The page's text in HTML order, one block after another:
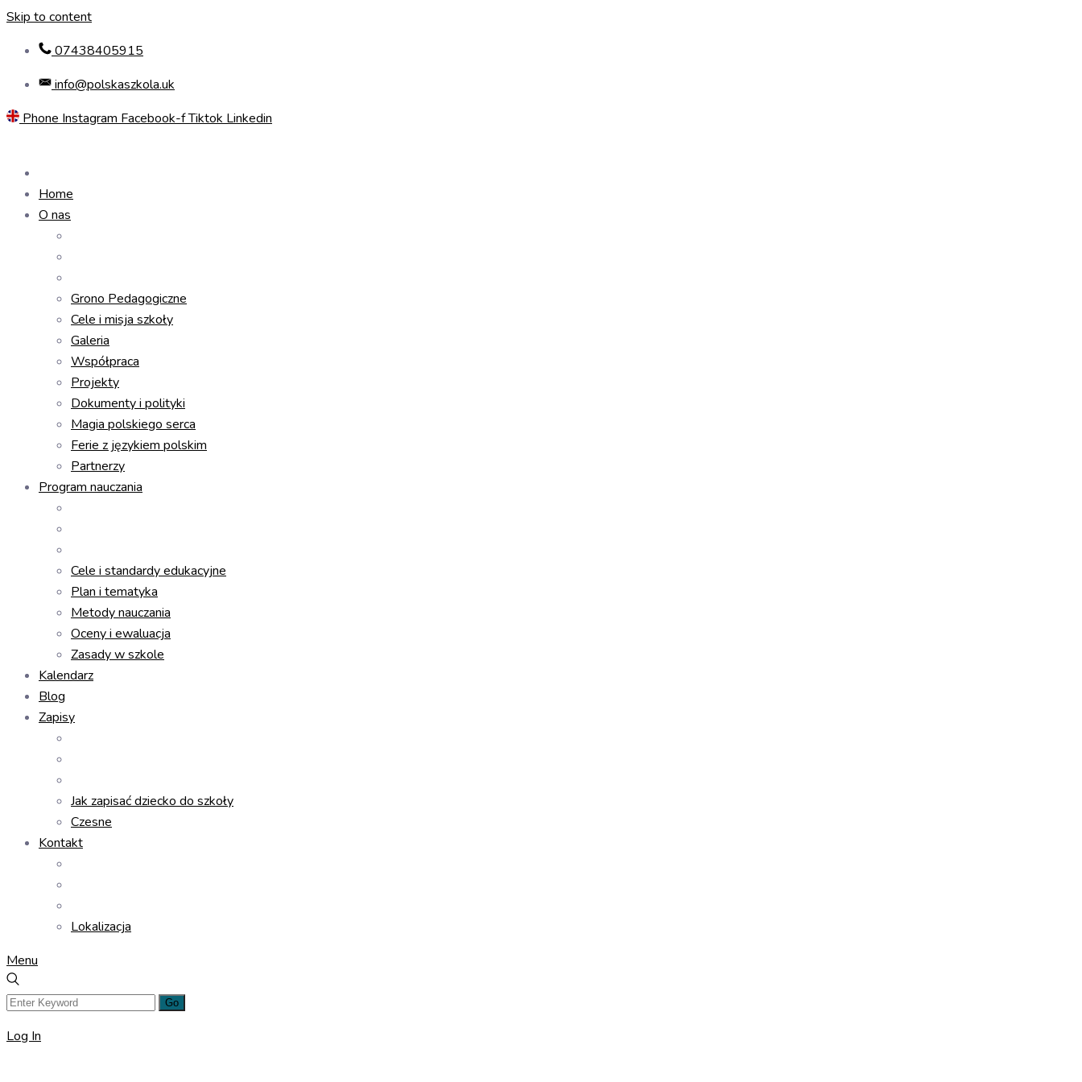
Skip to content
07438405915
info@polskaszkola.uk
Phone Instagram Facebook-fTiktok Linkedin
Home
O nas
Grono Pedagogiczne
Cele i misja szkoły
Galeria
Współpraca
Projekty
Dokumenty i polityki
Magia polskiego serca
Ferie z językiem polskim
Partnerzy
Program nauczania
Cele i standardy edukacyjne
Plan i tematyka
Metody nauczania
Oceny i ewaluacja
Zasady w szkole
Kalendarz
Blog
Zapisy
Jak zapisać dziecko do szkoły
Czesne
Kontakt
Lokalizacja
Menu
Log In